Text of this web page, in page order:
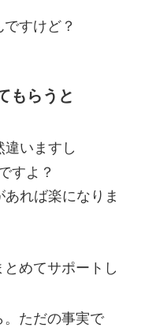
すけど？
もらうと
いますし
すよ？
れば楽になりま
めてサポートし
ただの事実で